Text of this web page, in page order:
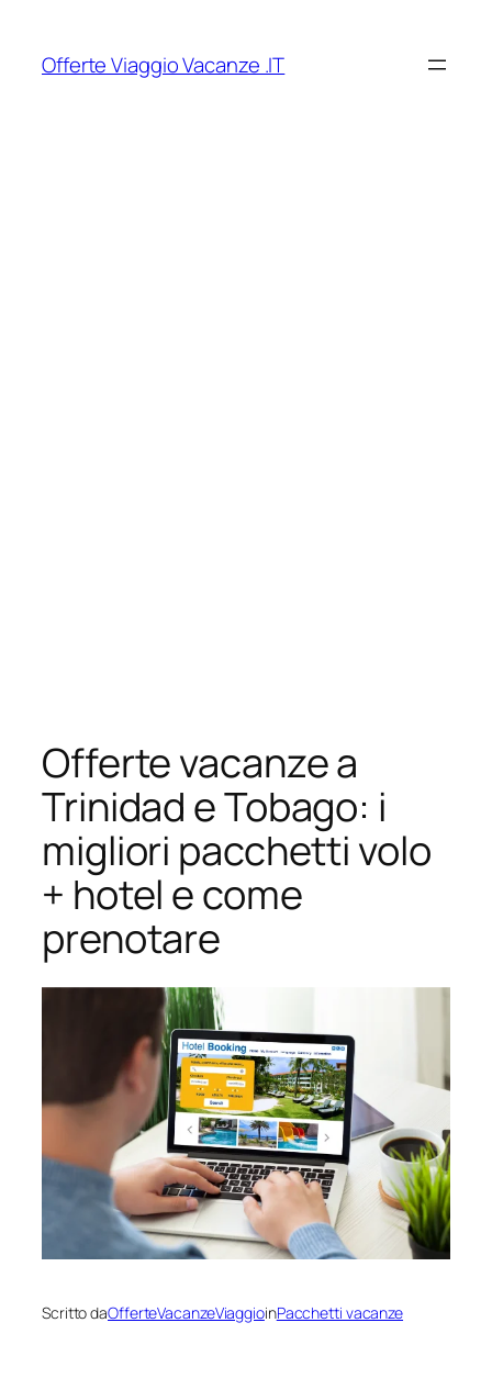
contenuto
Offerte Viaggio Vacanze .IT
Offerte vacanze a
Trinidad e Tobago: i
migliori pacchetti volo
+ hotel e come
prenotare
Scritto daOfferteVacanzeViaggioinPacchetti vacanze